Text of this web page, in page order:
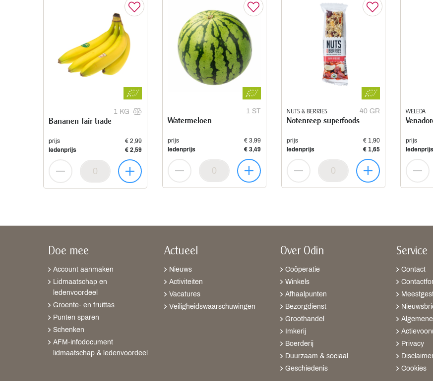
1 KG
Bananen fair trade
prijs
€ 2,99
ledenprijs
€ 2,59
1 ST
Watermeloen
prijs
€ 3,99
ledenprijs
€ 3,49
NUTS & BERRIES 40 GR
Notenreep superfoods
prijs
€ 1,90
ledenprijs
€ 1,65
WELEDA
prijs
ledenprijs
Doe mee
Account aanmaken
Lidmaatschap en
ledenvoordeel
Groente- en fruittas
Punten sparen
Schenken
AFM-infodocument
lidmaatschap & ledenvoordeel
Actueel
Nieuws
Activiteiten
Vacatures
Veiligheidswaarschuwingen
Over Odin
Coöperatie
Winkels
Afhaalpunten
Bezorgdienst
Groothandel
Imkerij
Boerderij
Duurzaam & sociaal
Geschiedenis
Service
Contact
Privacy
Cookies